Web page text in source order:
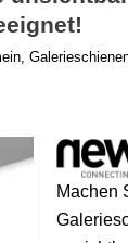
,
Machen